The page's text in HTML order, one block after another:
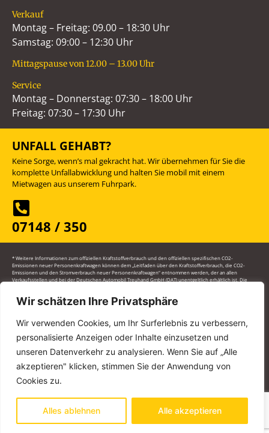
Wir schätzen Ihre Privatsphäre
Wir verwenden Cookies, um Ihr Surferlebnis zu verbessern,
personalisierte Anzeigen oder Inhalte einzusetzen und
unseren Datenverkehr zu analysieren. Wenn Sie auf „Alle
akzeptieren" klicken, stimmen Sie der Anwendung von
Cookies zu.
Alles ablehnen Alle akzeptieren
Verkauf
Montag – Freitag: 09.00 – 18:30 Uhr
Samstag: 09:00 – 12:30 Uhr
Mittagspause von 12.00 – 13.00 Uhr
Service
Montag – Donnerstag: 07:30 – 18:00 Uhr
Freitag: 07:30 – 17:30 Uhr
UNFALL GEHABT?
Keine Sorge, wenn’s mal gekracht hat. Wir übernehmen für Sie die
komplette Unfallabwicklung und halten Sie mobil mit einem
Mietwagen aus unserem Fuhrpark.
07148 / 350
* Weitere Informationen zum offiziellen Kraftstoffverbrauch und den offiziellen spezifischen CO2-
Emissionen neuer Personenkraftwagen können dem „Leitfaden über den Kraftstoffverbrauch, die CO2-
Emissionen und den Stromverbrauch neuer Personenkraftwagen“ entnommen werden, der an allen
Verkaufsstellen und bei der Deutschen Automobil Treuhand GmbH (DAT) unentgeltlich erhältlich ist. Die
nicht Bestandteil des Angebots, sondern dienen allein Vergleichszwecken zwischen den verschiedenen
STELLENANGEBOTE IMPRESSUM
DATENSCHUTZ